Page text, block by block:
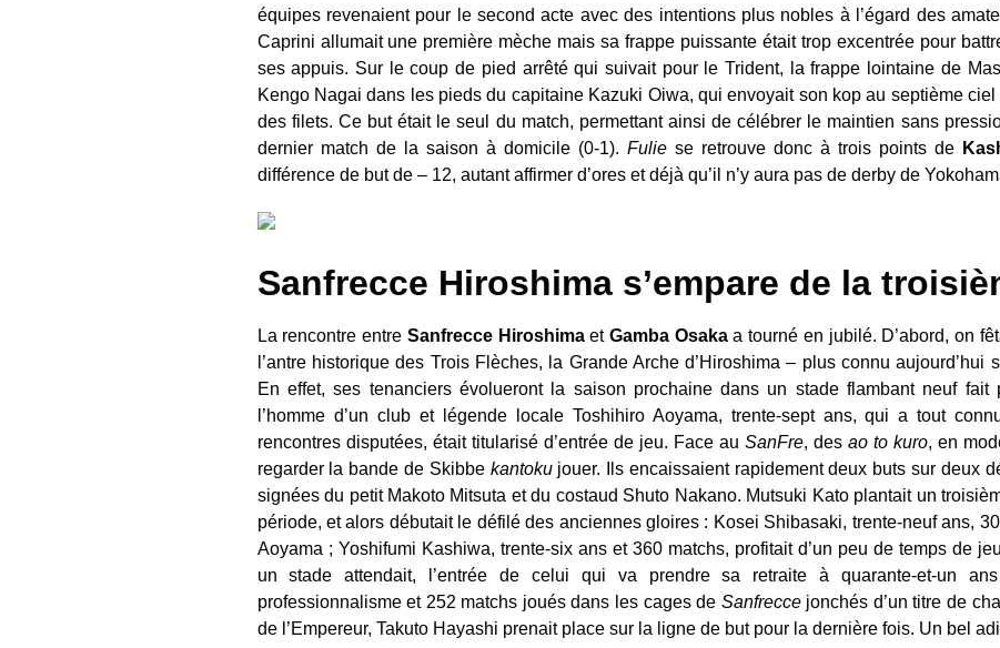
équipes revenaient pour le second acte avec des intentions plus nobles à l’égard des
Caprini allumait une première mèche mais sa frappe puissante était trop excentrée pour
ses appuis. Sur le coup de pied arrêté qui suivait pour le Trident, la frappe lointaine de
Kengo Nagai dans les pieds du capitaine Kazuki Oiwa, qui envoyait son kop au septième
des filets. Ce but était le seul du match, permettant ainsi de célébrer le maintien sans
dernier match de la saison à domicile (0-1). Fulie se retrouve donc à trois points de
différence de but de – 12, autant affirmer d’ores et déjà qu’il n’y aura pas de derby de
Sanfrecce Hiroshima s’empare de la
La rencontre entre Sanfrecce Hiroshimaet Gamba Osakaa tourné en jubilé. D’abord, on
l’antre historique des Trois Flèches, la Grande Arche d’Hiroshima – plus connu aujourd’hui
En effet, ses tenanciers évolueront la saison prochaine dans un stade flambant neuf fait
l’homme d’un club et légende locale Toshihiro Aoyama, trente-sept ans, qui a tout
rencontres disputées, était titularisé d’entrée de jeu. Face au SanFre, desao to kuro, en
regarder la bande de Skibbe kantokujouer. Ils encaissaient rapidement deux buts sur deux
signées du petit Makoto Mitsuta et du costaud Shuto Nakano. Mutsuki Kato plantait un
période, et alors débutait le défilé des anciennes gloires : Kosei Shibasaki, trente-neuf ans,
Aoyama ; Yoshifumi Kashiwa, trente-six ans et 360 matchs, profitait d’un peu de temps de
un stade attendait, l’entrée de celui qui va prendre sa retraite à quarante-et-un
professionnalisme et 252 matchs joués dans les cages de Sanfrecce jonchés d’un titre de
de l’Empereur, Takuto Hayashi prenait place sur la ligne de but pour la dernière fois. Un bel